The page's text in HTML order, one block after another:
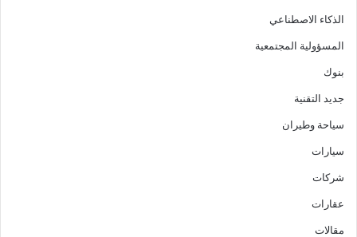
الذكاء الاصطناعي
المسؤولية المجتمعية
بنوك
جديد التقنية
سياحة وطيران
سيارات
شركات
عقارات
مقالات